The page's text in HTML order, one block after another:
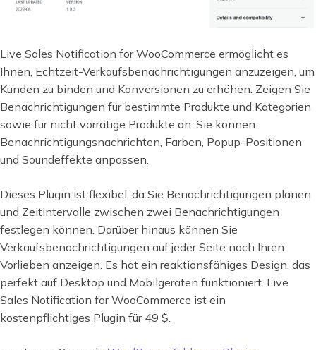
Live Sales Notification for WooCommerce ermöglicht es
Ihnen, Echtzeit-Verkaufsbenachrichtigungen anzuzeigen, um
Kunden zu binden und Konversionen zu erhöhen. Zeigen Sie
Benachrichtigungen für bestimmte Produkte und Kategorien
sowie für nicht vorrätige Produkte an. Sie können
Benachrichtigungsnachrichten, Farben, Popup-Positionen
und Soundeffekte anpassen.
Dieses Plugin ist flexibel, da Sie Benachrichtigungen planen
und Zeitintervalle zwischen zwei Benachrichtigungen
festlegen können. Darüber hinaus können Sie
Verkaufsbenachrichtigungen auf jeder Seite nach Ihren
Vorlieben anzeigen. Es hat ein reaktionsfähiges Design, das
perfekt auf Desktop und Mobilgeräten funktioniert. Live
Sales Notification for WooCommerce ist ein
kostenpflichtiges Plugin für 49 $.